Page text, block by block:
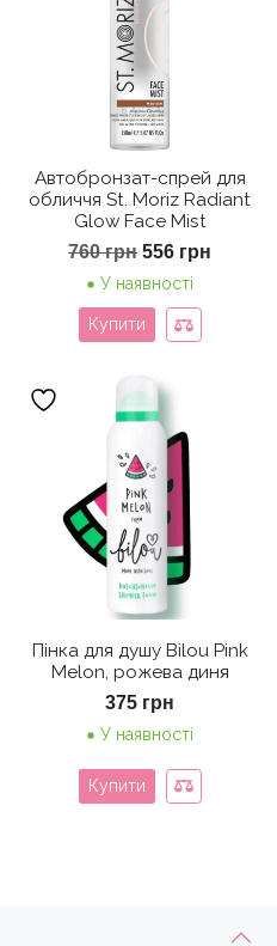
Автобронзат-спрей для
обличчя St. Moriz Radiant
Glow Face Mist
760грн Оригінальна
760 грн.
556 грн
У наявності
Купити
Пінка для душу Bilou Pink
Melon, рожева диня
375 грн
У наявності
Купити